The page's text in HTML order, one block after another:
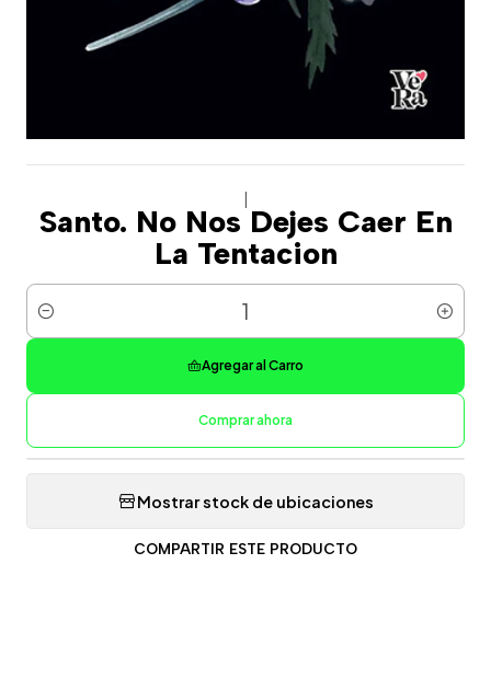
Santo. No Nos Dejes Caer En
La Tentacion
Cantidad
Agregar al Carro
Comprar ahora
Mostrar stock de ubicaciones
COMPARTIR ESTE PRODUCTO